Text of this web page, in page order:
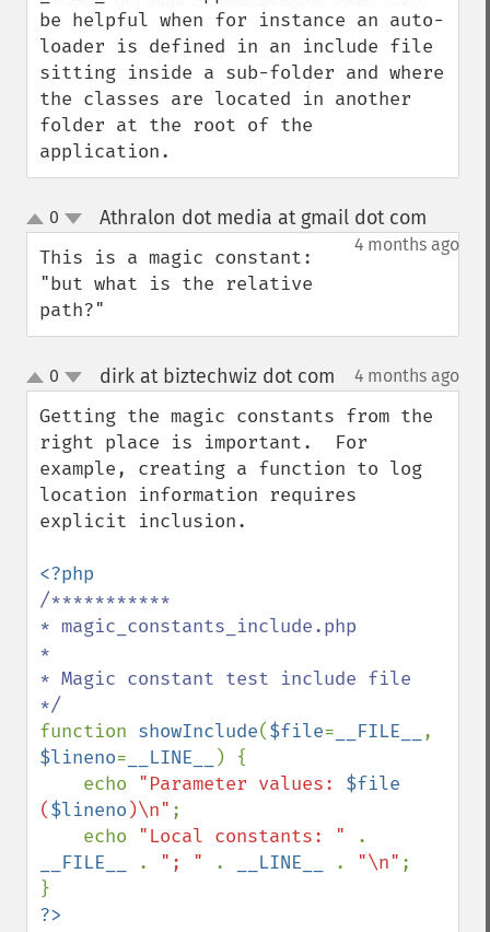
be helpful when for instance an auto-
loader is defined in an include file
sitting inside a sub-folder and where
the classes are located in another
folder at the root of the
application.
up
down
0 Athralon dot media at gmail dot com
4 months ago
This is a magic constant:
"but what is the relative
path?"
up
down
0 dirk at biztechwiz dot com 4 months ago
Getting the magic constants from the
right place is important.  For
example, creating a function to log
location information requires
explicit inclusion.
/***********
* magic_constants_include.php
*
* Magic constant test include file
function showInclude($file= __FILE__
$lineno= __LINE__
) {
    echo
"Parameter values: $file
($lineno )\n" ;
    echo
"Local constants: "
__FILE__
. "; " . __LINE__ . "\n" ;